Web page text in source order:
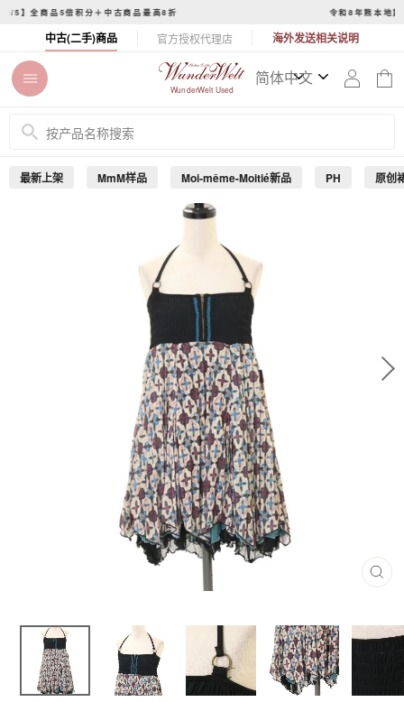
コ
ツ
ス
イ
ド
止
め
る
令和8年熊本地震に伴う配達・集荷への影響について
中古(二手)商品 官方授权代理店 海外发送相关说明
WunderWelt Used
最新上架 MmM样品 Moi-même-Moitié新品 PH 原创
閉